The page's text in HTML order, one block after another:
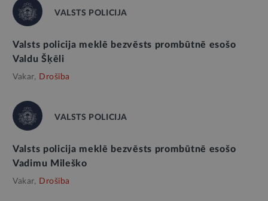
VALSTS POLICIJA
Valsts policija meklē bezvēsts prombūtnē esošo
Valdu Šķēli
Vakar, Drošība
VALSTS POLICIJA
Valsts policija meklē bezvēsts prombūtnē esošo
Vadimu Mileško
Vakar, Drošība